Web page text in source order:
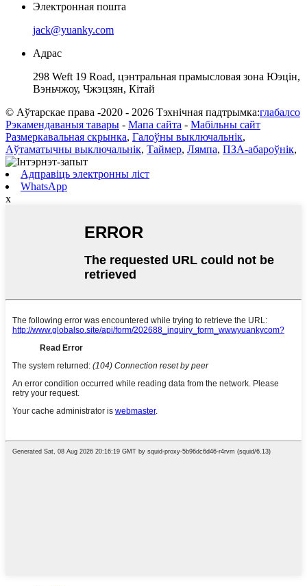
Электронная пошта
jack@yuanky.com
Адрас
298 Weft 19 Road, цэнтральная прамысловая зона Юэцін,
Вэньчжоу, Чжэцзян, Кітай
© Аўтарскае права -2020 - 2026 Тэхнічная падтрымка:глабалсо
Рэкамендаваныя тавары - Мапа сайта - Мабільны сайт
Размеркавальная скрынка, Галоўны выключальнік,
Аўтаматычны выключальнік, Таймер, Лямпа, ПЗА-абароўнік,
Адправіць электронны ліст
WhatsApp
x